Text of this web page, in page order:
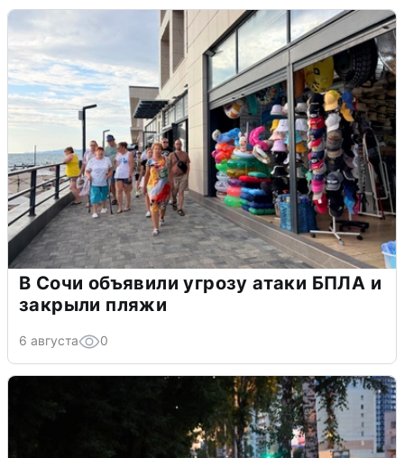
В Сочи объявили угрозу атаки БПЛА и
закрыли пляжи
6 августа 0